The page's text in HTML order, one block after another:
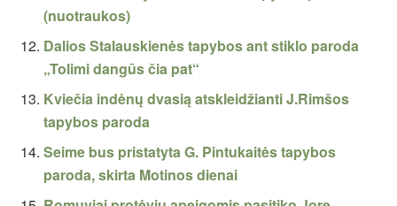
(nuotraukos)
Dalios Stalauskienės tapybos ant stiklo paroda
„Tolimi dangūs čia pat“
Kviečia indėnų dvasią atskleidžianti J.Rimšos
tapybos paroda
Seime bus pristatyta G. Pintukaitės tapybos
paroda, skirta Motinos dienai